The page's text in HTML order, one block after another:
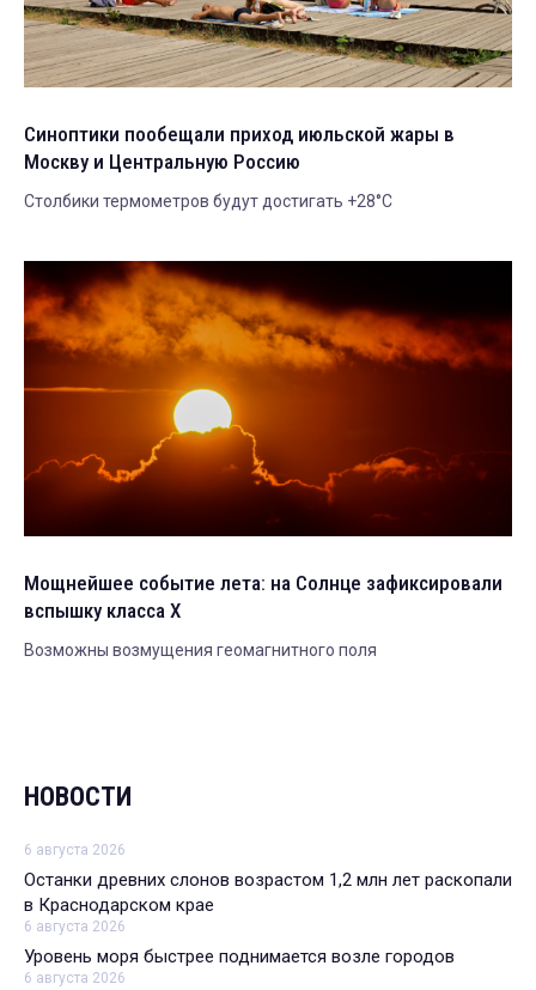
Синоптики пообещали приход июльской жары в
Москву и Центральную Россию
Столбики термометров будут достигать +28°С
Мощнейшее событие лета: на Солнце зафиксировали
вспышку класса X
Возможны возмущения геомагнитного поля
НОВОСТИ
6 августа 2026
Останки древних слонов возрастом 1,2 млн лет раскопали
в Краснодарском крае
6 августа 2026
Уровень моря быстрее поднимается возле городов
6 августа 2026